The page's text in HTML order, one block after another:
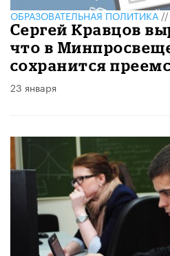
ОБРАЗОВАТЕЛЬНАЯ ПОЛИТИКА
Сергей Кравцов
что в
сохранится
23 января